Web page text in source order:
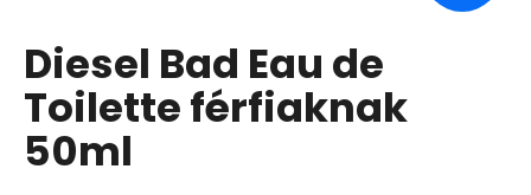
Diesel Bad Eau de
Toilette férfiaknak
50ml
COCOSOLIS
CITRO
SUNTAN
BODY
OIL
110ML